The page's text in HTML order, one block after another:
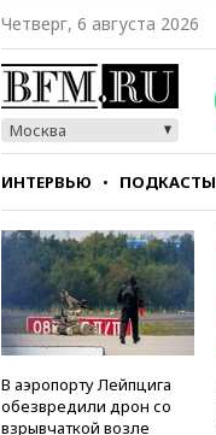
Четверг, 6 августа 2026
Москва
ИНТЕРВЬЮ ПОДКАСТЫ
СТИЛЬ ТЕСТЫ
В аэропорту Лейпцига
обезвредили дрон со
взрывчаткой возле